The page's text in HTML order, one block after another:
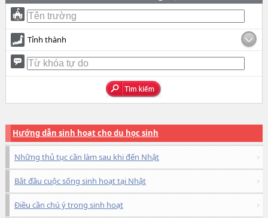
Tỉnh thành
Hướng dẫn sinh hoạt cho du học sinh
Những thủ tục cần làm sau khi đến Nhật
Bắt đầu cuộc sống sinh hoạt tại Nhật
Điều cần chú ý trong sinh hoạt